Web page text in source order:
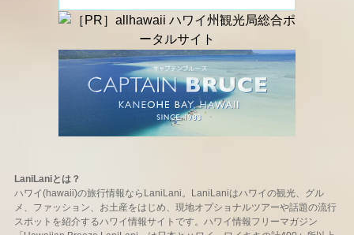
LaniLaniとは？
ハワイ(hawaii)の旅行情報ならLaniLani。LaniLaniはハワイの観光、グル
メ、ファッション、お土産をはじめ、現地オプショナルツアーや話題の流行
スポットを紹介するハワイ情報サイトです。ハワイ情報フリーマガジン